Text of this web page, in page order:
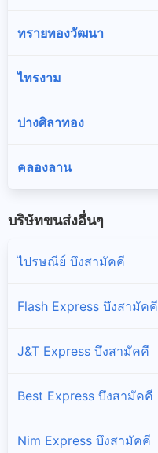
ทรายทองวัฒนา
ไทรงาม
ปางศิลาทอง
คลองลาน
บริษัทขนส่งอื่นๆ
ไปรษณีย์ บึงสามัคคี
Flash Express บึงสามัคคี
J&T Express บึงสามัคคี
Best Express บึงสามัคคี
Nim Express บึงสามัคคี